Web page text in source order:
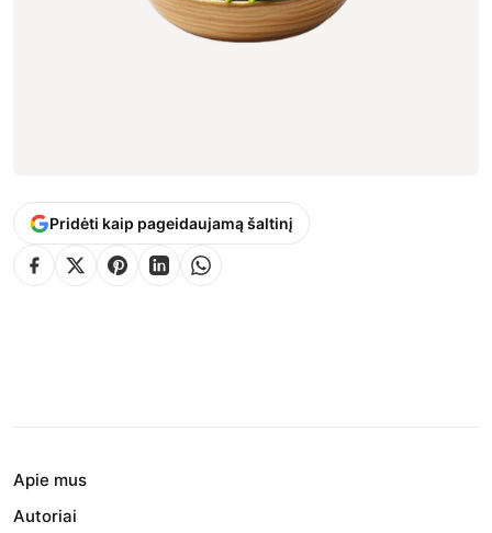
Pridėti kaip pageidaujamą šaltinį
Apie mus
Autoriai